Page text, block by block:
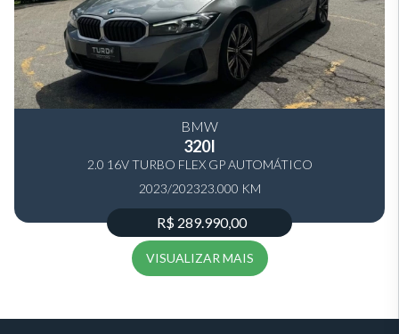
BMW
320I
2.0 16V TURBO FLEX GP AUTOMÁTICO
2023/202323.000 KM
R$ 289.990,00
VISUALIZAR MAIS